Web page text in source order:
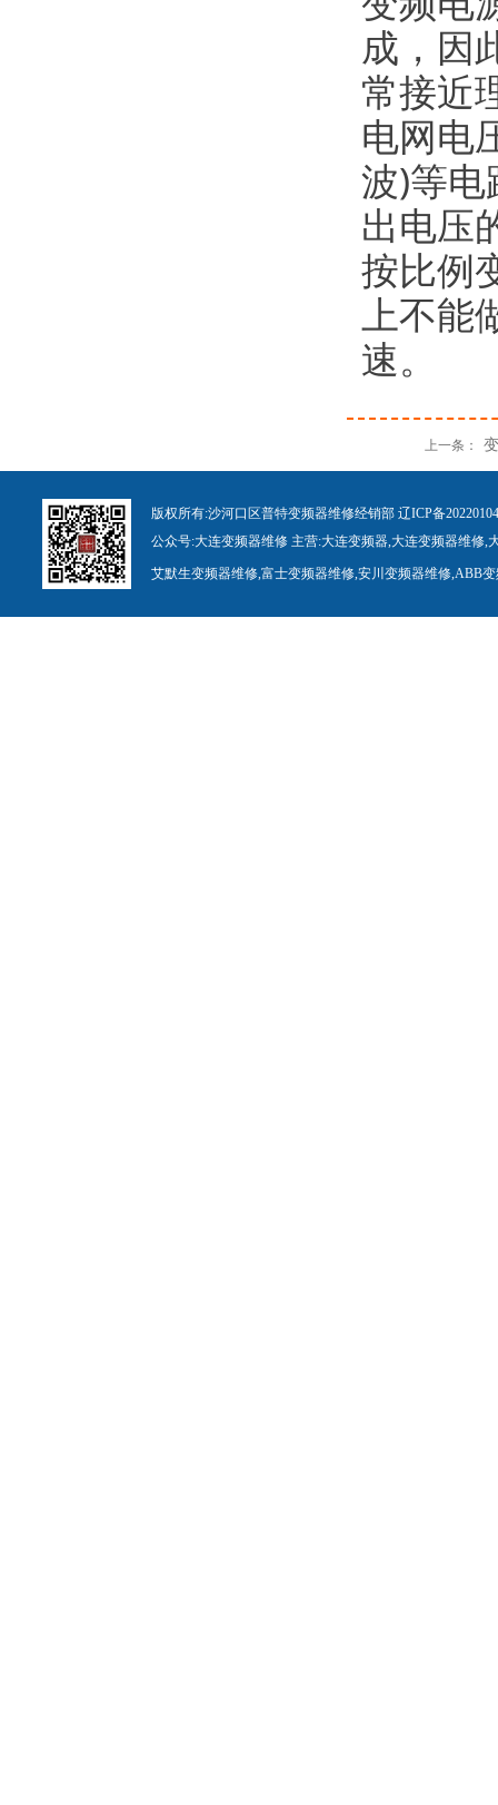
成，因
常接近
电网电
波)等
出电压
按比例
上不能
速。
上一条：
版权所有:沙河口区普特变频器维修经销部 辽ICP备20
公众号:大连变频器维修 主营:大连变频器,大连变频器维修,
艾默生变频器维修,富士变频器维修,安川变频器维修,ABB变